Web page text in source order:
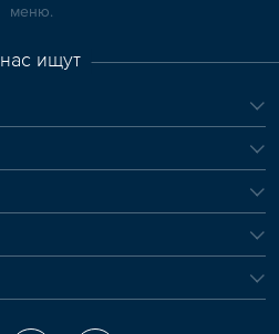
меню.
ищут